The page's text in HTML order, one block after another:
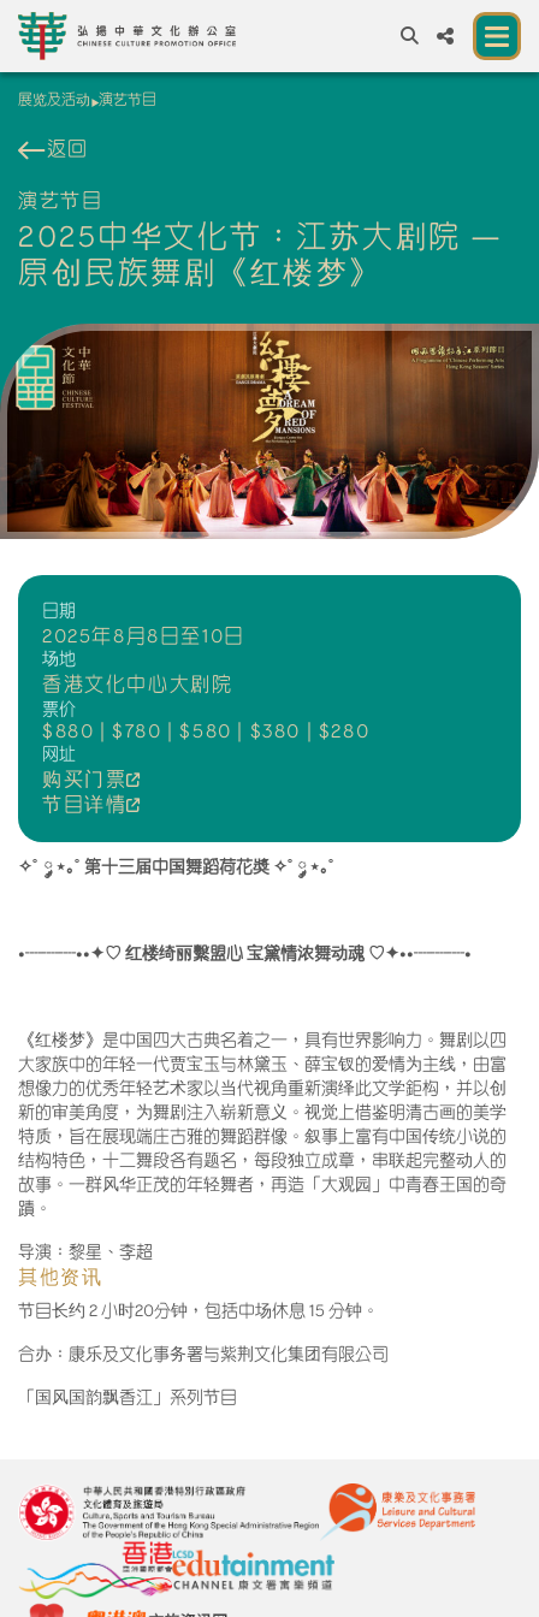
EN繁簡
一所让公众体验中华文化的新场馆
中华文化节 2026
展览及活动
合作伙伴
联络我们
展览及活动 演艺节目
返回
演艺节目
2025中华文化节：江苏大剧院 —
原创民族舞剧《红楼梦》
日期
2025年8月8日至10日
场地
香港文化中心大剧院
票价
$880 | $780 | $580 | $380 | $280
网址
购买门票
节目详情
✧˚ ༘ ⋆｡˚ 第十三届中国舞蹈荷花奬 ✧˚ ༘ ⋆｡˚
•┈┈┈••✦♡ 红楼绮丽繫盟心 宝黛情浓舞动魂 ♡✦••┈┈┈•
《红楼梦》是中国四大古典名着之一，具有世界影响力。舞剧以四
大家族中的年轻一代贾宝玉与林黛玉、薛宝钗的爱情为主线，由富
想像力的优秀年轻艺术家以当代视角重新演绎此文学鉅构，并以创
新的审美角度，为舞剧注入崭新意义。视觉上借鉴明清古画的美学
特质，旨在展现端庄古雅的舞蹈群像。叙事上富有中国传统小说的
结构特色，十二舞段各有题名，每段独立成章，串联起完整动人的
故事。一群风华正茂的年轻舞者，再造「大观园」中青春王国的奇
蹟。
导演：黎星、李超
其他资讯
节目长约 2 小时20分钟，包括中场休息 15 分钟。
合办：康乐及文化事务署与紫荆文化集团有限公司
「国风国韵飘香江」系列节目